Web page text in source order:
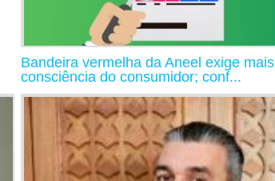
Bandeira vermelha da Aneel exige mais
consciência do consumidor; conf...